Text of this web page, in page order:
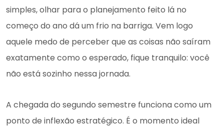
simples, olhar para o planejamento feito lá no
começo do ano dá um frio na barriga. Vem logo
aquele medo de perceber que as coisas não saíram
exatamente como o esperado, fique tranquilo: você
não está sozinho nessa jornada.
A chegada do segundo semestre funciona como um
ponto de inflexão estratégico. É o momento ideal